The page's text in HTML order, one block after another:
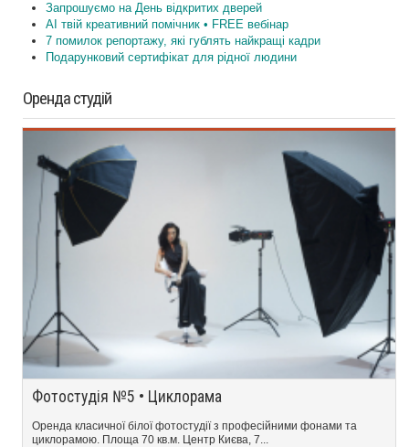
Запрошуємо на День відкритих дверей
AI твій креативний помічник • FREE вебінар
7 помилок репортажу, які гублять найкращі кадри
Подарунковий сертифікат для рідної людини
Оренда студій
Фотостудія №5 • Циклорама
Оренда класичної білої фотостудії з професійними фонами та
циклорамою. Площа 70 кв.м. Центр Києва, 7...